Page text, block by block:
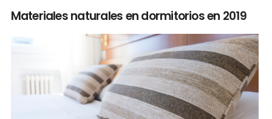
Materiales naturales en dormitorios en 2019